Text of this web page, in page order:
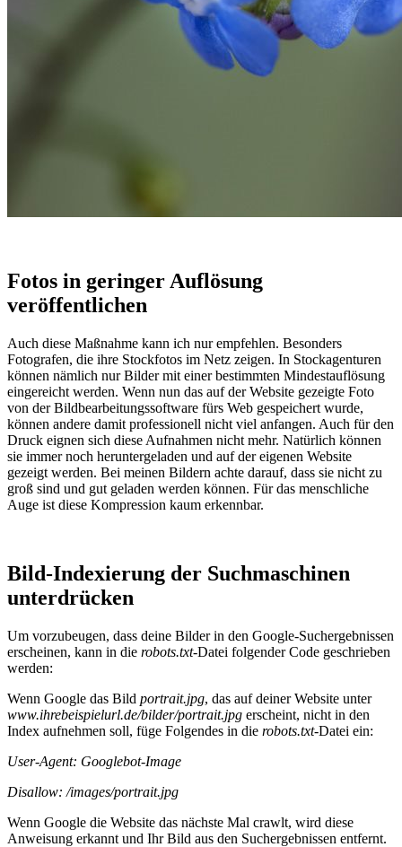
Fotos in geringer Auflösung
veröffentlichen
Auch diese Maßnahme kann ich nur empfehlen. Besonders
Fotografen, die ihre Stockfotos im Netz zeigen. In Stockagenturen
können nämlich nur Bilder mit einer bestimmten Mindestauflösung
eingereicht werden. Wenn nun das auf der Website gezeigte Foto
von der Bildbearbeitungssoftware fürs Web gespeichert wurde,
können andere damit professionell nicht viel anfangen. Auch für den
Druck eignen sich diese Aufnahmen nicht mehr. Natürlich können
sie immer noch heruntergeladen und auf der eigenen Website
gezeigt werden. Bei meinen Bildern achte darauf, dass sie nicht zu
groß sind und gut geladen werden können. Für das menschliche
Auge ist diese Kompression kaum erkennbar.
Bild-Indexierung der Suchmaschinen
unterdrücken
Um vorzubeugen, dass deine Bilder in den Google-Suchergebnissen
erscheinen, kann in die robots.txt-Datei folgender Code geschrieben
werden:
Wenn Google das Bild portrait.jpg, das auf deiner Website unter
www.ihrebeispielurl.de/bilder/portrait.jpg erscheint, nicht in den
Index aufnehmen soll, füge Folgendes in die robots.txt-Datei ein:
User-Agent: Googlebot-Image
Disallow: /images/portrait.jpg
Wenn Google die Website das nächste Mal crawlt, wird diese
Anweisung erkannt und Ihr Bild aus den Suchergebnissen entfernt.